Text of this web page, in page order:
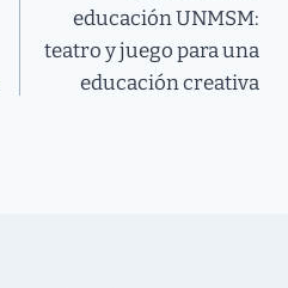
educación UNMSM:
teatro y juego para una
educación creativa